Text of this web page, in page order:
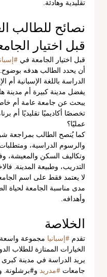
تقليدية وهادئة.
نصائح للطالب
قبل اختيار
قبل اختيار الجامعة في
أن يحدد الطالب هدفه
الدراسة باللغة الإسبانية أم
يفضل مدينة كبيرة أم مدينة
يبحث عن جامعة عامة أم
تخصصًا أكاديميًا تقليديًا أم
عمليًا؟
كما يُنصح الطالب بمراجعة
والرسوم الدراسية، ومتطلبات
وتكاليف السكن والمعيشة،
التدريب، وطبيعة المدينة.
لا يعتمد فقط على اسم
مدى مناسبة الجامعة لحياة
وأهدافه.
الخلاصة
تقدم #إسبانيا مجموعة
الخيارات الممتازة للطلاب
يريد الدراسة في مدينة
جامعات #مدريد و#برشلونة.